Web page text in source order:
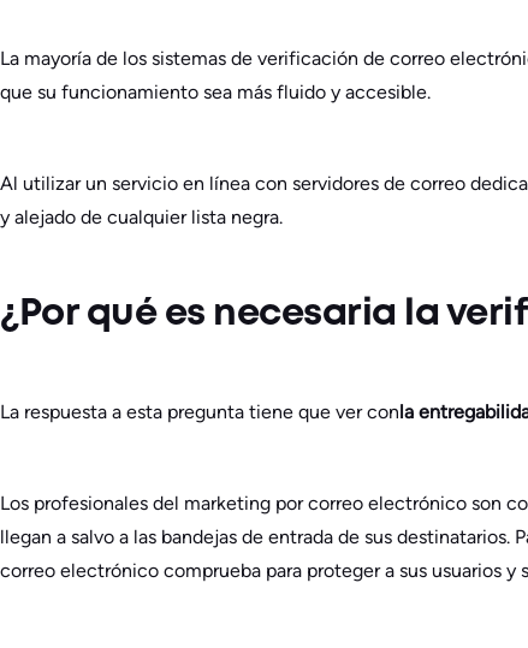
La mayoría de los sistemas de verificación de correo
que su funcionamiento sea más fluido y accesible.
Al utilizar un servicio en línea con servidores de correo
y alejado de cualquier lista negra.
¿Por qué es necesaria la
La respuesta a esta pregunta tiene que ver conla
Los profesionales del marketing por correo electrónico son
llegan a salvo a las bandejas de entrada de sus
correo electrónico comprueba para proteger a sus usuarios y